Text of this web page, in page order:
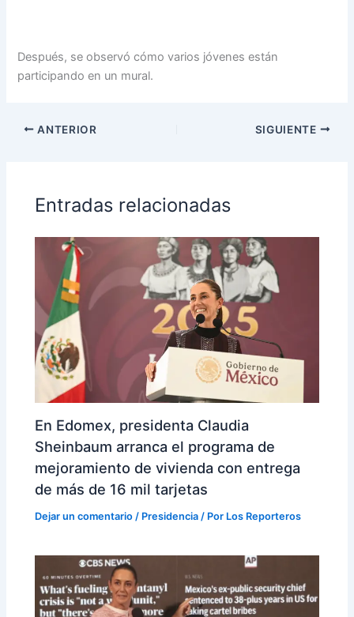
Después, se observó cómo varios jóvenes están
participando en un mural.
ANTERIOR SIGUIENTE
Entradas relacionadas
En Edomex, presidenta Claudia
Sheinbaum arranca el programa de
mejoramiento de vivienda con entrega
de más de 16 mil tarjetas
Dejar un comentario / Presidencia / Por Los Reporteros